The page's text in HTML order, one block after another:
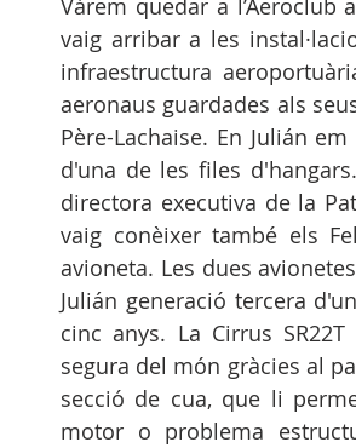
Vàrem quedar a
vaig arribar a les
infraestructura
aeronaus guardades als
Père-Lachaise. En Julián
d'una de les files
directora executiva de la
vaig conèixer també els
avioneta. Les dues
Julián generació tercera
cinc anys. La Cirrus
segura del món gràcies al
secció de cua, que li
motor o problema